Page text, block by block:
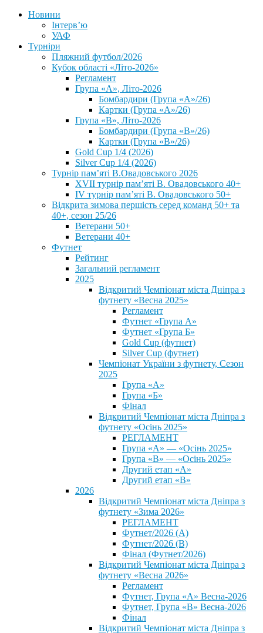
Новини
Інтерв’ю
УАФ
Турніри
Пляжний футбол/2026
Кубок області «Літо-2026»
Регламент
Група «А», Літо-2026
Бомбардири (Група «А»/26)
Картки (Група «А»/26)
Група «В», Літо-2026
Бомбардири (Група «В»/26)
Картки (Група «В»/26)
Gold Cup 1/4 (2026)
Silver Cup 1/4 (2026)
Турнір пам’яті В.Овадовського 2026
XVII турнір пам’яті В. Овадовського 40+
IV турнір пам’яті В. Овадовського 50+
Відкрита зимова першість серед команд 50+ та
40+, сезон 25/26
Ветерани 50+
Ветерани 40+
Футнет
Рейтинг
Загальний регламент
2025
Відкритий Чемпіонат міста Дніпра з
футнету «Весна 2025»
Регламент
Футнет «Група А»
Футнет «Група Б»
Gold Cup (футнет)
Silver Cup (футнет)
Чемпіонат України з футнету, Сезон
2025
Група «А»
Група «Б»
Фінал
Відкритий Чемпіонат міста Дніпра з
футнету «Осінь 2025»
РЕГЛАМЕНТ
Група «А» — «Осінь 2025»
Група «В» — «Осінь 2025»
Другий етап «А»
Другий етап «В»
2026
Відкритий Чемпіонат міста Дніпра з
футнету «Зима 2026»
РЕГЛАМЕНТ
Футнет/2026 (А)
Футнет/2026 (В)
Фінал (Футнет/2026)
Відкритий Чемпіонат міста Дніпра з
футнету «Весна 2026»
Регламент
Футнет, Група «А» Весна-2026
Футнет, Група «В» Весна-2026
Фінал
Відкритий Чемпіонат міста Дніпра з